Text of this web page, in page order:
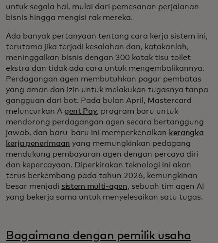
untuk segala hal, mulai dari pemesanan perjalanan
bisnis hingga mengisi rak mereka.
Ada banyak pertanyaan tentang cara kerja sistem ini,
terutama jika terjadi kesalahan dan, katakanlah,
meninggalkan bisnis dengan 300 kotak tisu toilet
ekstra dan tidak ada cara untuk mengembalikannya.
Perdagangan agen membutuhkan pagar pembatas
yang aman dan izin untuk melakukan tugasnya tanpa
gangguan dari bot. Pada bulan April, Mastercard
meluncurkan A gent Pay, program baru untuk
mendorong perdagangan agen secara bertanggung
jawab, dan baru-baru ini memperkenalkan kerangka
kerja penerimaan yang memungkinkan pedagang
mendukung pembayaran agen dengan percaya diri
dan kepercayaan. Diperkirakan teknologi ini akan
terus berkembang pada tahun 2026, kemungkinan
besar menjadi sistem multi-agen, sebuah tim agen AI
yang bekerja sama untuk menyelesaikan satu tugas.
Bagaimana dengan pemilik usaha